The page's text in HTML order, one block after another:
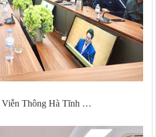
Viễn Thông Hà Tĩnh …